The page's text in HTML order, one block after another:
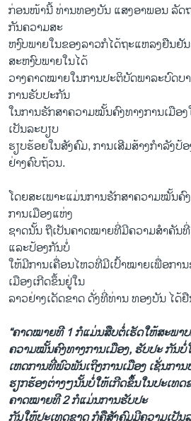
ກ່ອນໜ້ານີ້ ທ່ານ​ທອງ​ບັນ ​ແສງ​ອາພອນ ລັດ
ກັນ​ຄວາມ​ສະ
ຫງົບພາຍ​ໃນ​ຂອງລາວກໍ​ໄດ້​ຖະ​ແຫລ​ງຢືນຢັ
ສະຫງົບ​ພາຍ​ໃນ​ໄດ້​
ວາງ​ຄາດໝາຍ​ໃນ​ການ​ປະຕິບັດ​ພາລະ​ບົດບ
ການ​ຮັບປະກັນ​
ໃນ​ການ​ຮັກສາ​ຄວາມໝັ້ນຄົງ​ທາງ​ການ​ເມືອ
ເປັນ​ລະບຽບ
ຮຽບຮ້ອຍ​ໃນ​ສັງຄົມ, ການ​ເສີມ​ສ້າງກຳລັງ​ປ້
ຢ່າງ​ຄົບຖ້ວນ.
ໂດຍ​ສະ​ເພາະ​ແມ່ນ​ການ​ຮັກສາ​ຄວາມໝັ້ນຄົ
ການ​ເມືອງ​ແຫ່ງ​
ຊາດ​ນັ້ນ ຖື​ເປັນ​ຄາດໝາຍທີ່​ມີ​ຄວາມ​ສຳຄັນ​
ແລະປ້ອງກັນ​ບໍ່
ໃຫ້​ມີ​ການ​ເຄື່ອນ​ໄຫວທີ່​ມີ​ເປົ້າໝາຍ​ເພື່ອກາ
ເມືອງ​ເກີດ​ຂຶ້ນ​ຢູ່​ໃນ​
ລາວ​ຢ່າງ​ເດັດຂາດ ດັ່ງ​ທີ່​ທ່ານ ທອງ​ບັນ​ ​ໄດ້​
“ຄາດໝາຍ​ທີ 1 ກໍແມ່ນ​ສື​ບຕໍ່​ເຮັດ​ໃຫ້​ສະພາ
ຄວາມ​ໝັ້ນ​ຄົງ​ທາງ​ການ​ເມືອງ, ຮັບປະ ກັນ​
ເຫດການ​ທີ່​ພົວພັນ​ເຖິງ​ການ​ເມືອງ ​ເຊັ່ນ​ກາ
ຮຽກຮ້ອງຕ່າ​ງໆ​ນັ້ນບໍ່ໃຫ້​ເກີດ​ຂຶ້ນ​ໃນ​ປະ​ເທດ​
ຄາດໝາຍ​ທີ 2 ກໍແມ່ນ​ການ​ຮັບປະ